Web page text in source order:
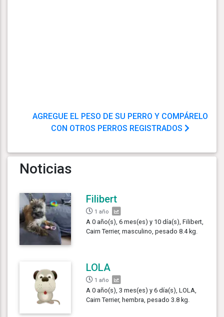
AGREGUE EL PESO DE SU PERRO Y COMPÁRELO
CON OTROS PERROS REGISTRADOS
Noticias
Filibert
1 año
A 0 año(s), 6 mes(es) y 10 día(s), Filibert,
Cairn Terrier, masculino, pesado 8.4 kg.
LOLA
1 año
A 0 año(s), 3 mes(es) y 6 día(s), LOLA,
Cairn Terrier, hembra, pesado 3.8 kg.